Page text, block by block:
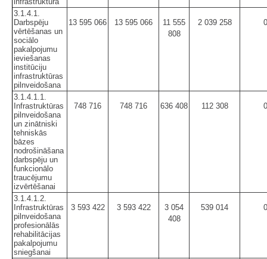
3.1.4.1.
Darbspēju
vērtēšanas un
sociālo
pakalpojumu
ieviešanas
institūciju
infrastruktūras
pilnveidošana
13 595 066 13 595 066
11 555
808
2 039 258 0
3.1.4.1.1.
Infrastruktūras
pilnveidošana
un zinātniski
tehniskās
bāzes
nodrošināšana
darbspēju un
funkcionālo
traucējumu
izvērtēšanai
748 716 748 716 636 408 112 308 0
3.1.4.1.2.
Infrastruktūras
pilnveidošana
profesionālās
rehabilitācijas
pakalpojumu
sniegšanai
3 593 422 3 593 422
3 054
408
539 014 0